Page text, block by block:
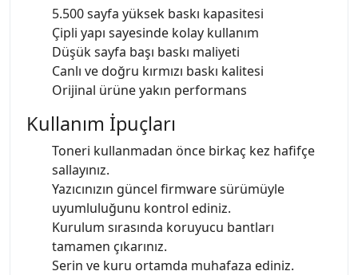
5.500 sayfa yüksek baskı kapasitesi
Çipli yapı sayesinde kolay kullanım
Düşük sayfa başı baskı maliyeti
Canlı ve doğru kırmızı baskı kalitesi
Orijinal ürüne yakın performans
Kullanım İpuçları
Toneri kullanmadan önce birkaç kez hafifçe
sallayınız.
Yazıcınızın güncel firmware sürümüyle
uyumluluğunu kontrol ediniz.
Kurulum sırasında koruyucu bantları
tamamen çıkarınız.
Serin ve kuru ortamda muhafaza ediniz.